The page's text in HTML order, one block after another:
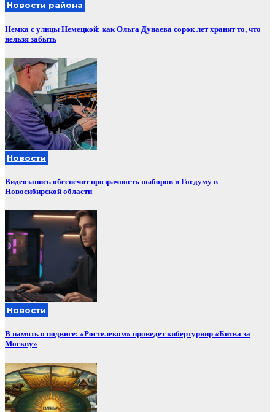
Новости района
Немка с улицы Немецкой: как Ольга Дунаева сорок лет хранит то, что
нельзя забыть
Новости
Видеозапись обеспечит прозрачность выборов в Госдуму в
Новосибирской области
Новости
В память о подвиге: «Ростелеком» проведет кибертурнир «Битва за
Москву»